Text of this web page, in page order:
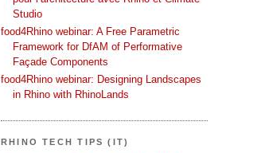
Studio
food4Rhino webinar: A Free Parametric
Framework for DfAM of Performative
Façade Components
food4Rhino webinar: Designing Landscapes
in Rhino with RhinoLands
RHINO TECH TIPS (IT)